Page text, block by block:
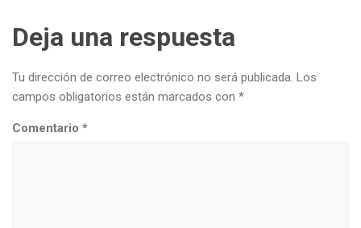
Deja una respuesta
Tu dirección de correo electrónico no será publicada. Los
campos obligatorios están marcados con *
Comentario *